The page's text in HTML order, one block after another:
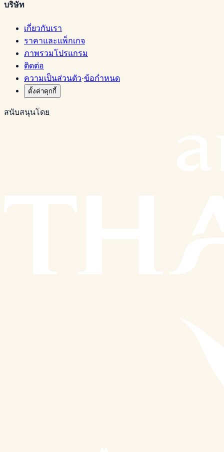
บริษัท
เกี่ยวกับเรา
ราคาและแพ็กเกจ
ภาพรวมโปรแกรม
ติดต่อ
ความเป็นส่วนตัว·ข้อกำหนด
ตั้งค่าคุกกี้
สนับสนุนโดย